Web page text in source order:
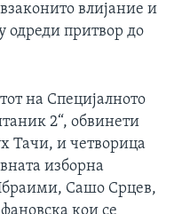
влијание и
одреди притвор до
на Специјалното
2“, обвинети
Тачи, и четворица
изборна
Сашо Срцев,